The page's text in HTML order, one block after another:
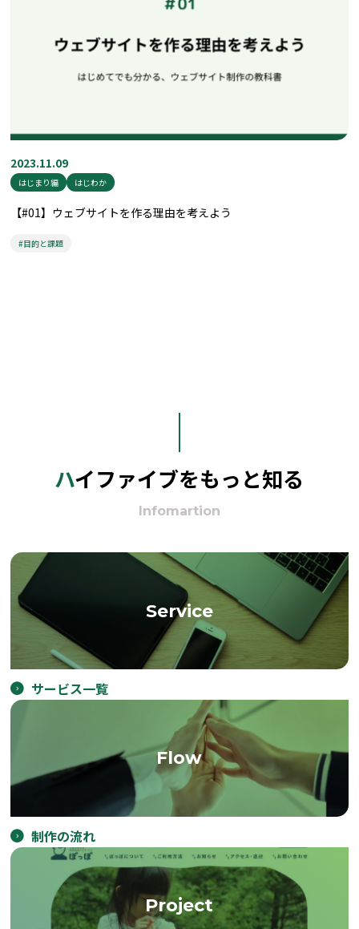
2023.11.09
はじまり編 はじわか
【#01】ウェブサイトを作る理由を考えよう
#目的と課題
ハイファイブをもっと知る
Infomartion
Service
サービス一覧
Flow
制作の流れ
Project